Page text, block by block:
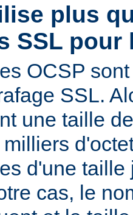
plus
SSL pour
OCSP
SSL.
une taille
d'une
cas, le